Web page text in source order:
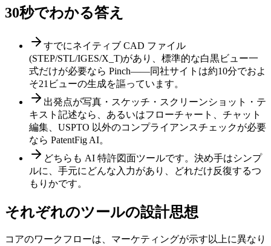
30秒でわかる答え
すでにネイティブ CAD ファイル
(STEP/STL/IGES/X_T)があり、標準的な白黒ビュー一
式だけが必要なら Pinch——同社サイトは約10分でおよ
そ21ビューの生成を謳っています。
出発点が写真・スケッチ・スクリーンショット・テ
キスト記述なら、あるいはフローチャート、チャット
編集、USPTO 以外のコンプライアンスチェックが必要
なら PatentFig AI。
どちらも AI 特許図面ツールです。決め手はシンプ
ルに、手元にどんな入力があり、どれだけ反復するつ
もりかです。
それぞれのツールの設計思想
コアのワークフローは、マーケティングが示す以上に異なり